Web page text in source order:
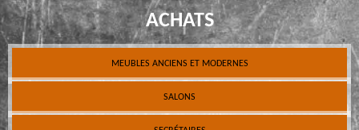
ACHATS
MEUBLES ANCIENS ET MODERNES
SALONS